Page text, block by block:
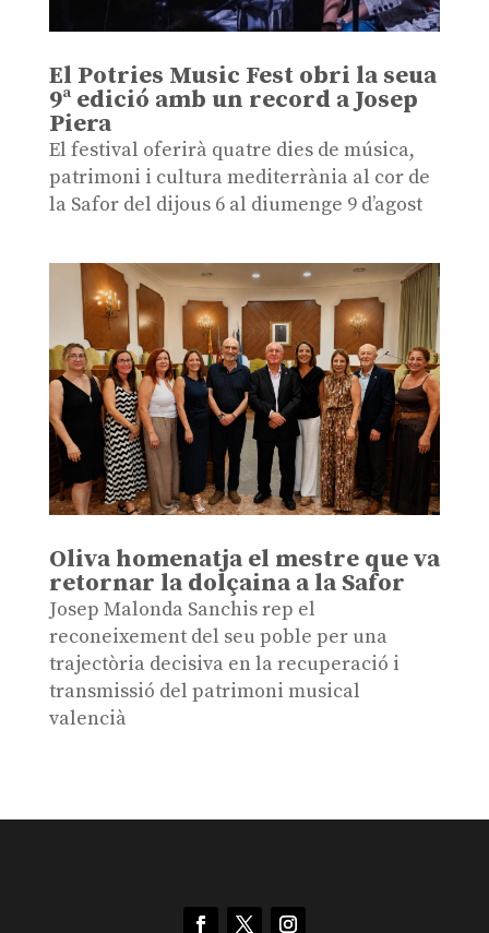
El Potries Music Fest obri la seua
9ª edició amb un record a Josep
Piera
El festival oferirà quatre dies de música,
patrimoni i cultura mediterrània al cor de
la Safor del dijous 6 al diumenge 9 d’agost
Oliva homenatja el mestre que va
retornar la dolçaina a la Safor
Josep Malonda Sanchis rep el
reconeixement del seu poble per una
trajectòria decisiva en la recuperació i
transmissió del patrimoni musical
valencià